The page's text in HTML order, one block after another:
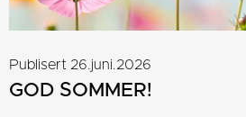
Publisert 26.juni.2026
GOD SOMMER!